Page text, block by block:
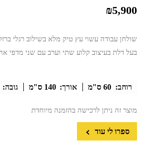
₪5,900
שולחן עבודה עשוי עץ טיק מלא בשילוב רגלי
בעל דלת בעיצוב קלוע שתי וערב עם שני מדפי
רוחב: 60 ס"מ אורך: 140 ס"מ גובה:
מוצר זה ניתן לרכישה בהזמנה מיוחדת
ספרו לי עוד